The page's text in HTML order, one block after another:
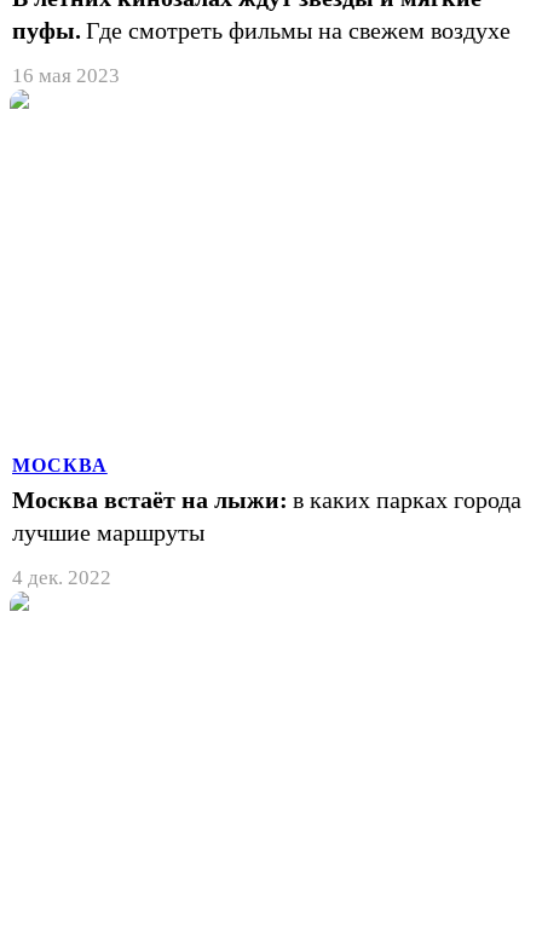
пуфы. Где смотреть фильмы на свежем воздухе
16 мая 2023
МОСКВА
Москва встаёт на лыжи: в каких парках города
лучшие маршруты
4 дек. 2022